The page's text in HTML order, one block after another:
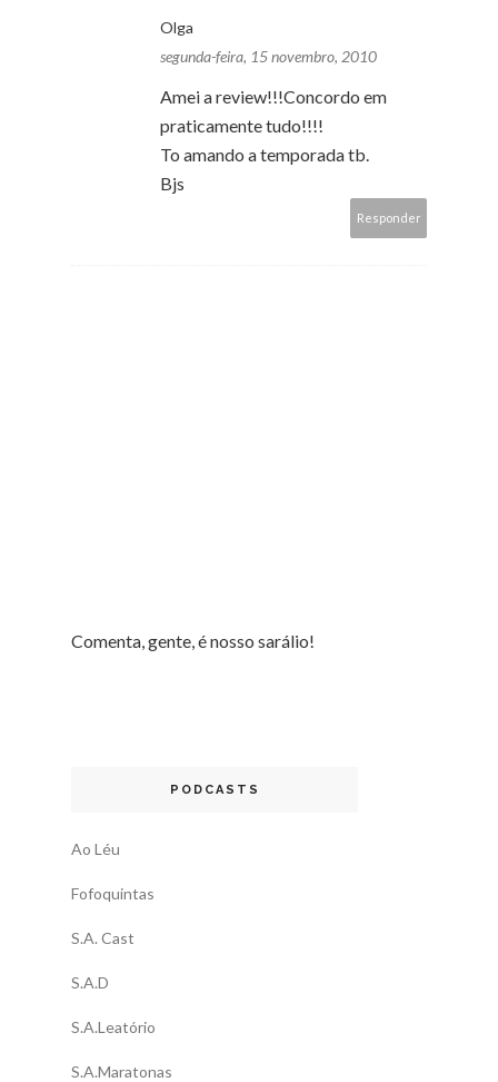
Olga
segunda-feira, 15 novembro, 2010
Amei a review!!!Concordo em
praticamente tudo!!!!
To amando a temporada tb.
Bjs
Responder
Comenta, gente, é nosso sarálio!
PODCASTS
Ao Léu
Fofoquintas
S.A. Cast
S.A.D
S.A.Leatório
S.A.Maratonas